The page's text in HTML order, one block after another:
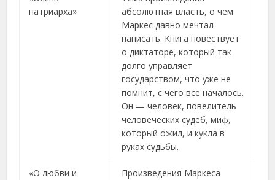
патриарха»
абсолютная власть, о чем
Маркес давно мечтал
написать. Книга повествует
о диктаторе, который так
долго управляет
государством, что уже не
помнит, с чего все началось.
Он — человек, повелитель
человеческих судеб, миф,
который ожил, и кукла в
руках судьбы.
«О любви и
Произведения Маркеса